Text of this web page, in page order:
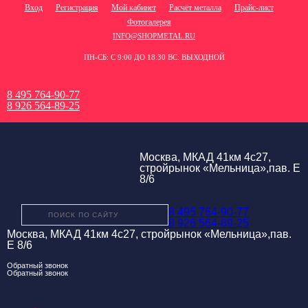
Вход Регистрация Мой кабинет Расчёт металла
Прайс-лист
Фотогалерея
INFO@SHOPMETAL.RU
ПН-СБ: С 9:00 ДО 18:30 ВС: ВЫХОДНОЙ
8 495 764-90-77
8 926 564-89-25
Москва, МКАД 41км 4с27,
стройрынок «Мельница»,пав. Е
8/6
8 495 764-90-77
8 926 564-89-25
Москва, МКАД 41км 4с27, стройрынок «Мельница»,пав.
Е 8/6
Обратный звонок
Обратный звонок